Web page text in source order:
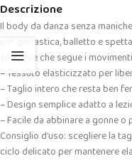
Descrizione
Il body da danza senza
per ginnastica, balletto e
aderente che segue i
– Tessuto elasticizzato per
– Taglio intero che resta ben
– Design semplice adatto a
– Facile da abbinare a gonne
Consiglio d’uso: scegliere la
ciclo delicato per mantenere